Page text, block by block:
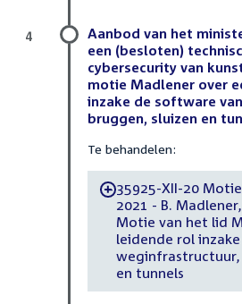
Aanbod van het
een (besloten)
cybersecurity van
motie Madlener over
inzake de software
bruggen, sluizen en
Te behandelen:
-35925-XII-20
2021 - B.
Motie van het lid
leidende rol
weginfrastructuur,
en tunnels
4